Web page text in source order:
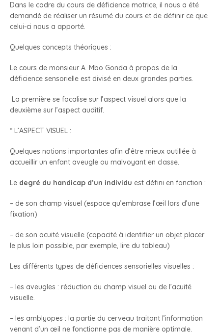
Dans le cadre du cours de déficience motrice, il nous a été
demandé de réaliser un résumé du cours et de définir ce que
celui-ci nous a apporté.
Quelques concepts théoriques :
Le cours de monsieur A. Mbo Gonda à propos de la
déficience sensorielle est divisé en deux grandes parties.
La première se focalise sur l’aspect visuel alors que la
deuxième sur l’aspect auditif.
* L’ASPECT VISUEL :
Quelques notions importantes afin d’être mieux outillée à
accueillir un enfant aveugle ou malvoyant en classe.
Le degré du handicap d’un individu est défini en fonction :
– de son champ visuel (espace qu’embrase l’œil lors d’une
fixation)
– de son acuité visuelle (capacité à identifier un objet placer
le plus loin possible, par exemple, lire du tableau)
Les différents types de déficiences sensorielles visuelles :
– les aveugles : réduction du champ visuel ou de l’acuité
visuelle.
– les amblyopes : la partie du cerveau traitant l’information
venant d’un œil ne fonctionne pas de manière optimale.